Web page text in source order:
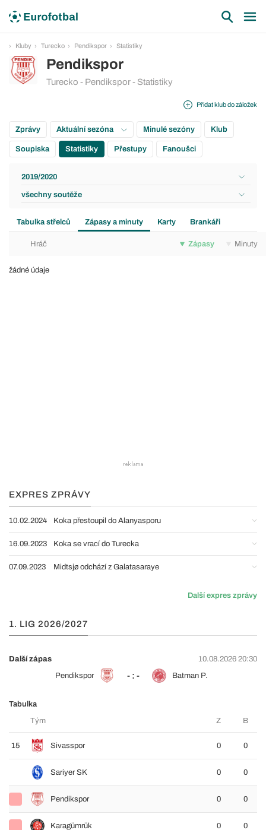
Kluby Turecko Pendikspor Statistiky
Pendikspor
Turecko - Pendikspor - Statistiky
Přidat klub do záložek
Zprávy Aktuální sezóna Minulé sezóny Klub
Soupiska Statistiky Přestupy Fanoušci
2019/2020
všechny soutěže
Tabulka střelců Zápasy a minuty Karty Brankáři
Hráč Zápasy Minuty
žádné údaje
EXPRES ZPRÁVY
10.02.2024 Koka přestoupil do Alanyasporu
16.09.2023 Koka se vrací do Turecka
07.09.2023 Midtsjø odchází z Galatasaraye
Další expres zprávy
1. LIG 2026/2027
Další zápas
10.08.2026 20:30
Pendikspor
- : - Batman P.
Tabulka
Tým
Z B
15 Sivasspor 0 0
Sariyer SK 0 0
Pendikspor 0 0
Karagümrük 0 0